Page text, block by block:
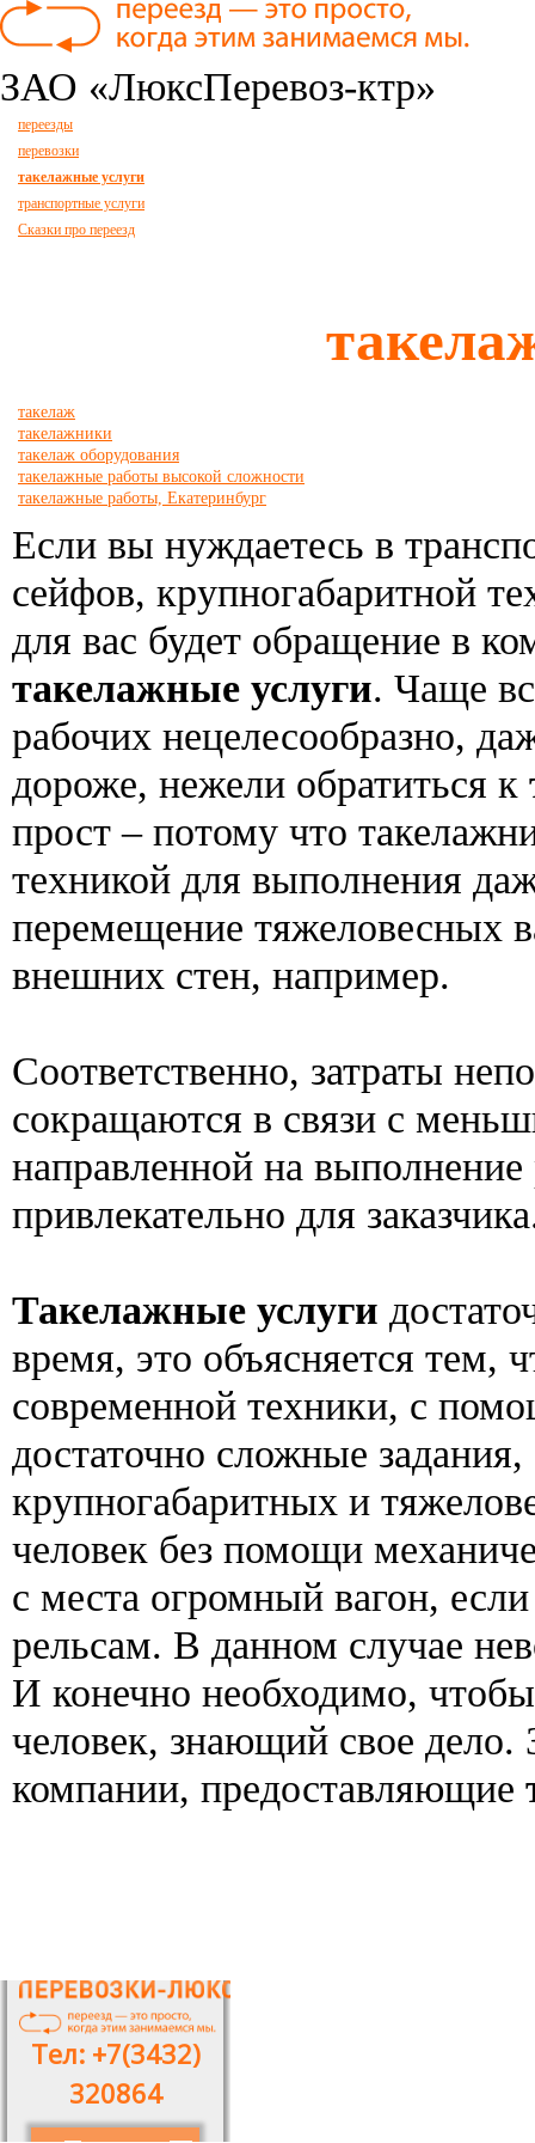
ЗАО «ЛюксПеревоз-ктр»
переезды
перевозки
такелажные услуги
транспортные услуги
Сказки про переезд
такелаж
такелажники
такелаж оборудования
такелажные работы высокой сложности
такелажные работы, Екатеринбург
Если вы нуждаетесь в
сейфов, крупногабаритной
для вас будет обращение в
такелажные услуги. Чаще
рабочих нецелесообразно,
дороже, нежели обратиться к
прост – потому что
техникой для выполнения
перемещение тяжеловесных
внешних стен, например.
Соответственно, затраты
сокращаются в связи с
направленной на
привлекательно для
Такелажные услуги
время, это объясняется тем,
современной техники, с
достаточно сложные
крупногабаритных и
человек без помощи
с места огромный вагон,
рельсам. В данном случае
И конечно необходимо,
человек, знающий свое дело.
компании, предоставляющие